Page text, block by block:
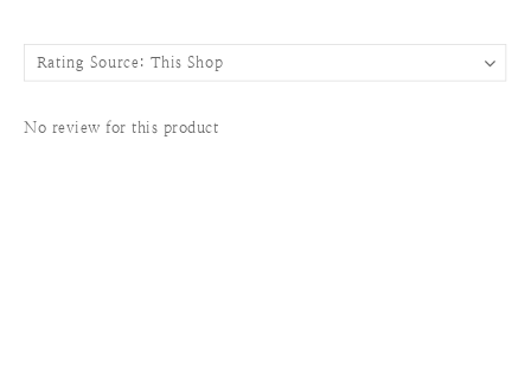
No review for this product